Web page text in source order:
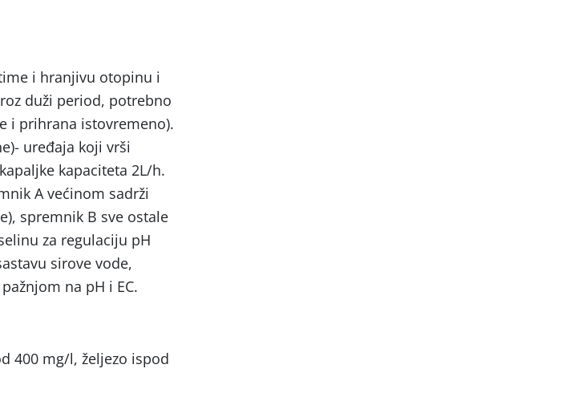
i hranjivu otopinu i
duži period, potrebno
i prihrana istovremeno).
uređaja koji vrši
kapaciteta 2L/h.
A većinom sadrži
spremnik B sve ostale
za regulaciju pH
sirove vode,
na pH i EC.
400 mg/l, željezo ispod